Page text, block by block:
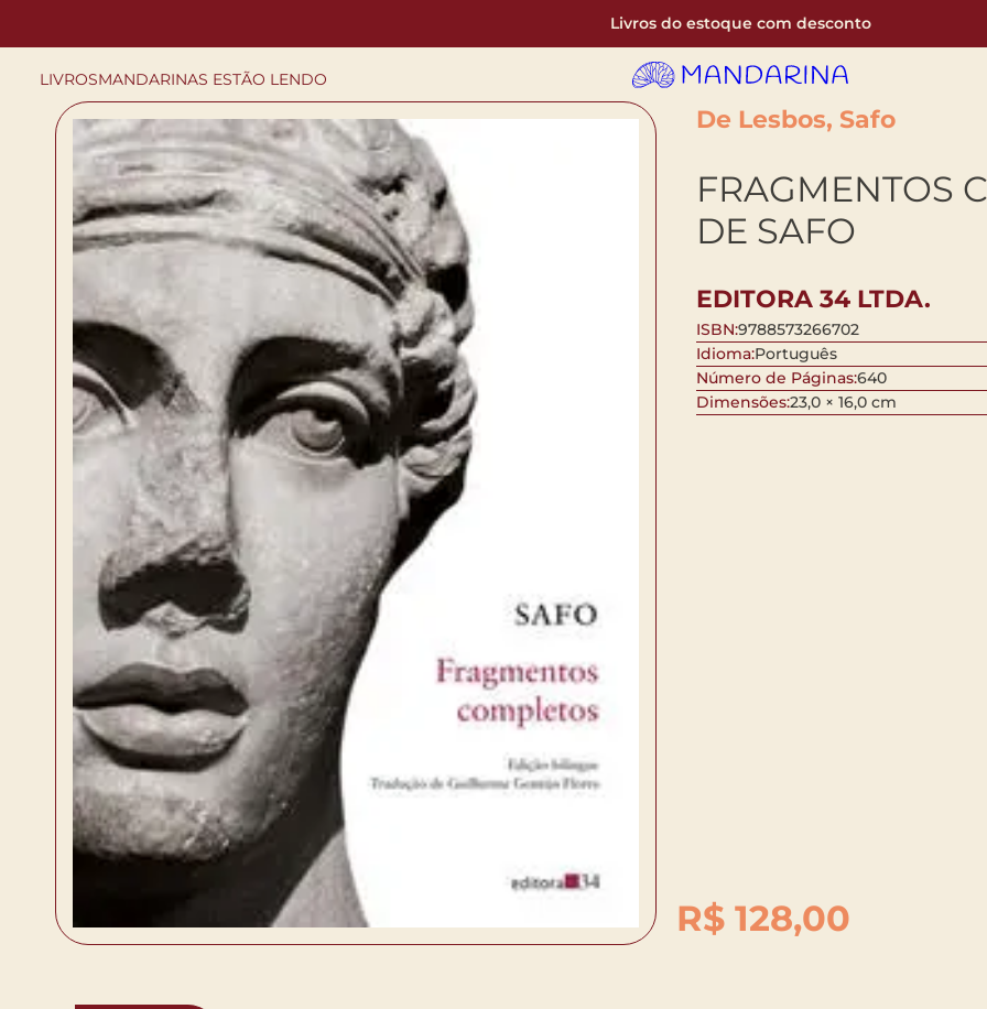
Livros do estoque com desconto
LIVROSMANDARINAS ESTÃO LENDO
De Lesbos, Safo
FRAGMENTOS
DE SAFO
EDITORA 34 LTDA.
ISBN:9788573266702
Idioma:Português
Número de Páginas:640
Dimensões:23,0 × 16,0 cm
R$128,00